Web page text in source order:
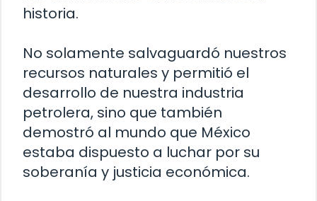
historia.
No solamente salvaguardó nuestros
recursos naturales y permitió el
desarrollo de nuestra industria
petrolera, sino que también
demostró al mundo que México
estaba dispuesto a luchar por su
soberanía y justicia económica.